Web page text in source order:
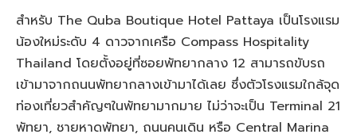
สำหรับ The Quba Boutique Hotel Pattaya เป็นโรงแรม
น้องใหม่ระดับ 4 ดาวจากเครือ Compass Hospitality
Thailand โดยตั้งอยู่ที่ซอยพัทยากลาง 12 สามารถขับรถ
เข้ามาจากถนนพัทยากลางเข้ามาได้เลย ซึ่งตัวโรงแรมใกล้จุด
ท่องเที่ยวสำคัญๆในพัทยามากมาย ไม่ว่าจะเป็น Terminal 21
พัทยา, ชายหาดพัทยา, ถนนคนเดิน หรือ Central Marina